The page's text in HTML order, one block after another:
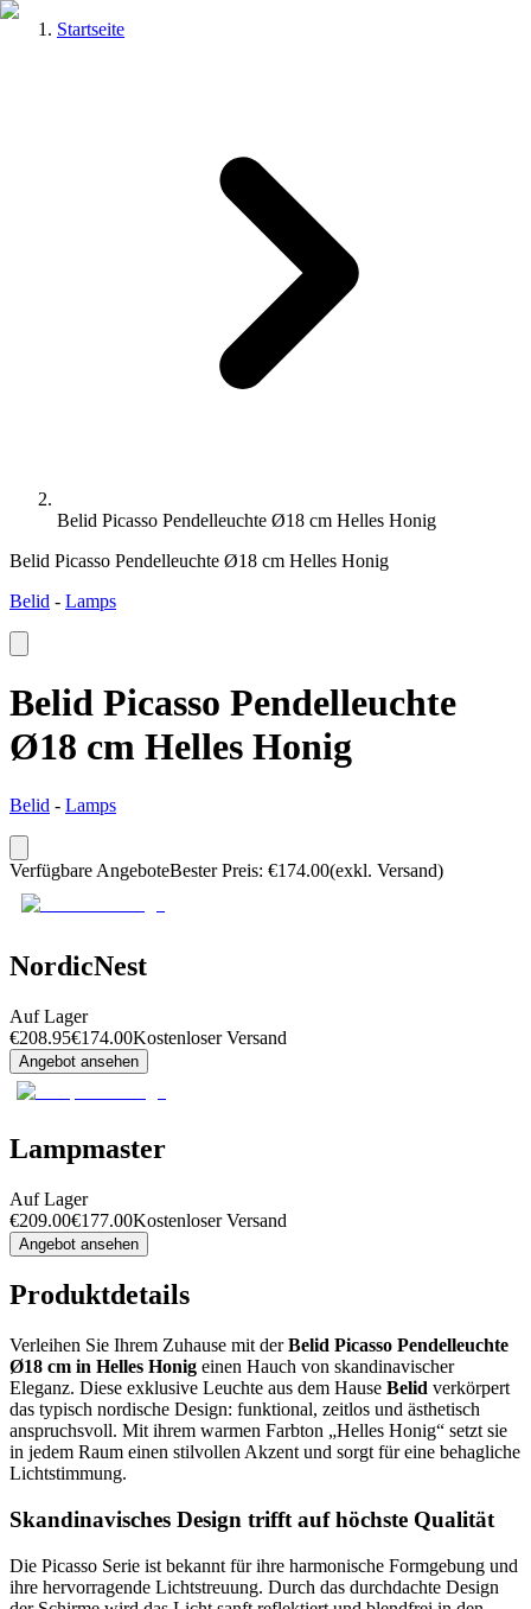
Startseite
Belid Picasso Pendelleuchte Ø18 cm Helles Honig
Belid Picasso Pendelleuchte Ø18 cm Helles Honig
Belid - Lamps
Belid Picasso Pendelleuchte
Ø18 cm Helles Honig
Belid - Lamps
Verfügbare AngeboteBester Preis: €174.00(exkl. Versand)
NordicNest
Auf Lager
€208.95€174.00Kostenloser Versand
Angebot ansehen
Lampmaster
Auf Lager
€209.00€177.00Kostenloser Versand
Angebot ansehen
Produktdetails
Verleihen Sie Ihrem Zuhause mit derBelid Picasso Pendelleuchte
Ø18 cm in Helles Honig einen Hauch von skandinavischer
Eleganz. Diese exklusive Leuchte aus dem Hause Belid verkörpert
das typisch nordische Design: funktional, zeitlos und ästhetisch
anspruchsvoll. Mit ihrem warmen Farbton „Helles Honig“ setzt sie
in jedem Raum einen stilvollen Akzent und sorgt für eine behagliche
Lichtstimmung.
Skandinavisches Design trifft auf höchste Qualität
Die Picasso Serie ist bekannt für ihre harmonische Formgebung und
ihre hervorragende Lichtstreuung. Durch das durchdachte Design